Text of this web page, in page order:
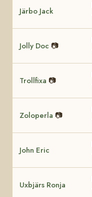
Järbo Jack
Jolly Doc 📷
Trollfixa 📷
Zoloperla 📷
John Eric
Uxbjärs Ronja